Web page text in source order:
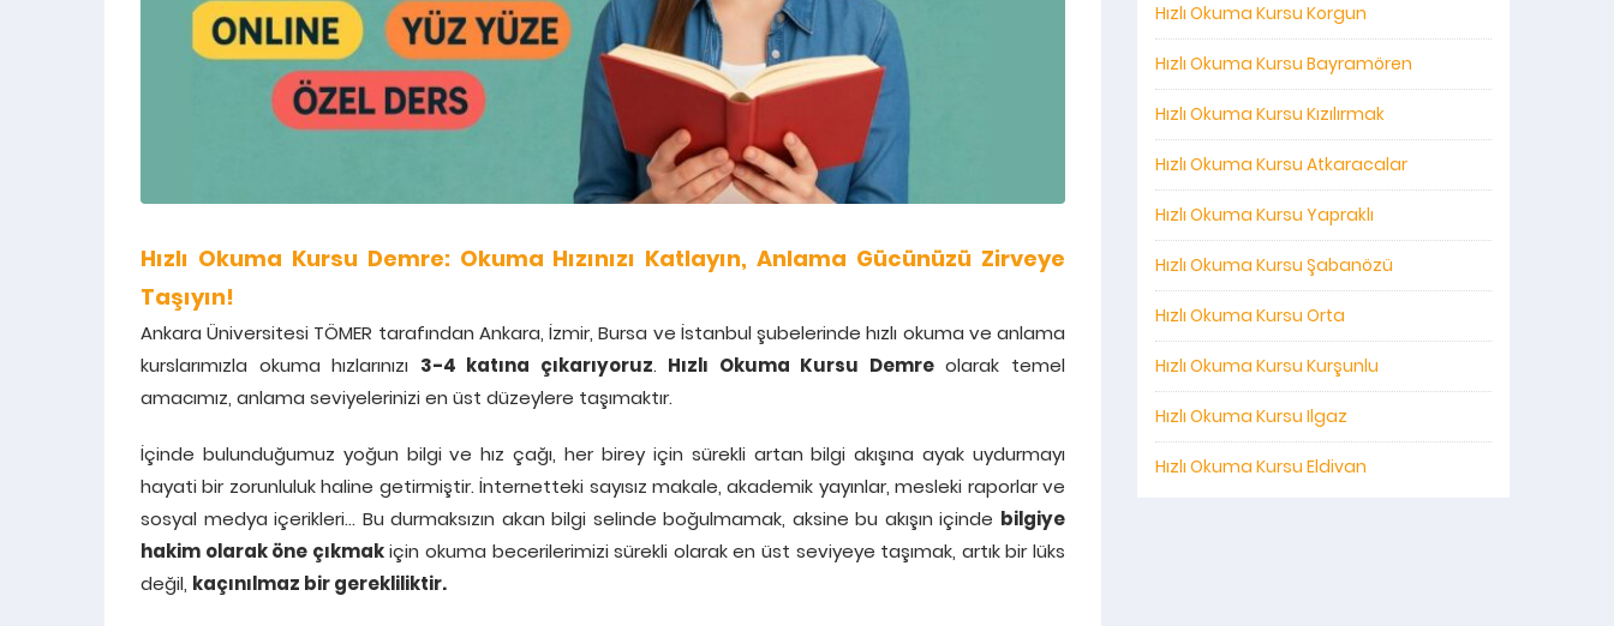
Hızlı Okuma Kursu Demre: Okuma Hızınızı Katlayın, Anlama Gücünüzü Zirveye
Taşıyın!
Ankara Üniversitesi TÖMER tarafından Ankara, İzmir, Bursa ve İstanbul şubelerinde hızlı okuma ve anlama
kurslarımızla okuma hızlarınızı 3-4 katına çıkarıyoruz. Hızlı Okuma Kursu Demreolarak temel
amacımız, anlama seviyelerinizi en üst düzeylere taşımaktır.
İçinde bulunduğumuz yoğun bilgi ve hız çağı, her birey için sürekli artan bilgi akışına ayak uydurmayı
hayati bir zorunluluk haline getirmiştir. İnternetteki sayısız makale, akademik yayınlar, mesleki raporlar ve
sosyal medya içerikleri… Bu durmaksızın akan bilgi selinde boğulmamak, aksine bu akışın içinde bilgiye
hakim olarak öne çıkmakiçin okuma becerilerimizi sürekli olarak en üst seviyeye taşımak, artık bir lüks
değil, kaçınılmaz bir gerekliliktir.
Hızlı Okuma Kursu Korgun
Hızlı Okuma Kursu Bayramören
Hızlı Okuma Kursu Kızılırmak
Hızlı Okuma Kursu Atkaracalar
Hızlı Okuma Kursu Yapraklı
Hızlı Okuma Kursu Şabanözü
Hızlı Okuma Kursu Orta
Hızlı Okuma Kursu Kurşunlu
Hızlı Okuma Kursu Ilgaz
Hızlı Okuma Kursu Eldivan